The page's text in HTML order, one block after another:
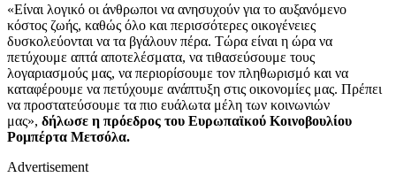
«Είναι λογικό οι άνθρωποι να ανησυχούν για το αυξανόμενο
κόστος ζωής, καθώς όλο και περισσότερες οικογένειες
δυσκολεύονται να τα βγάλουν πέρα. Τώρα είναι η ώρα να
πετύχουμε απτά αποτελέσματα, να τιθασεύσουμε τους
λογαριασμούς μας, να περιορίσουμε τον πληθωρισμό και να
καταφέρουμε να πετύχουμε ανάπτυξη στις οικονομίες μας. Πρέπει
να προστατεύσουμε τα πιο ευάλωτα μέλη των κοινωνιών
μας», δήλωσε η πρόεδρος του Ευρωπαϊκού Κοινοβουλίου
Ρομπέρτα Μετσόλα.
Advertisement